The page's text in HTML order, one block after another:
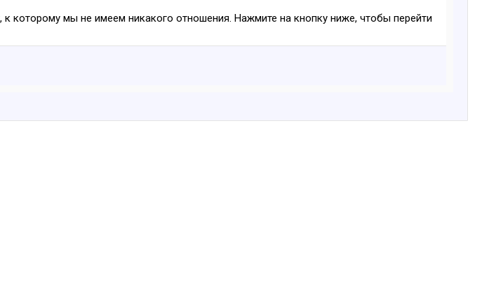
к которому мы не имеем никакого отношения. Нажмите на кнопку ниже, чтобы перейти